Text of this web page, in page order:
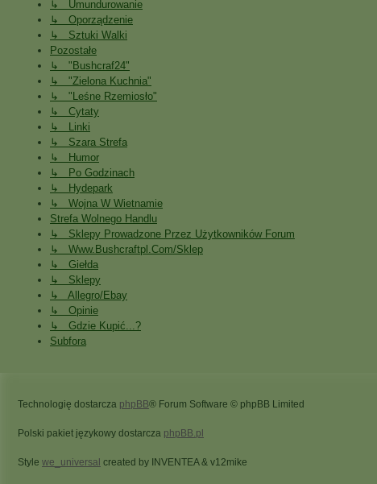
↳ Umundurowanie
↳ Oporządzenie
↳ Sztuki Walki
Pozostałe
↳ "Bushcraf24"
↳ "Zielona Kuchnia"
↳ "Leśne Rzemiosło"
↳ Cytaty
↳ Linki
↳ Szara Strefa
↳ Humor
↳ Po Godzinach
↳ Hydepark
↳ Wojna W Wietnamie
Strefa Wolnego Handlu
↳ Sklepy Prowadzone Przez Użytkowników Forum
↳ Www.bushcraftpl.com/sklep
↳ Giełda
↳ Sklepy
↳ Allegro/Ebay
↳ Opinie
↳ Gdzie Kupić...?
Subfora
Technologię dostarcza phpBB® Forum Software © phpBB Limited
Polski pakiet językowy dostarcza phpBB.pl
Style we_universal created by INVENTEA & v12mike